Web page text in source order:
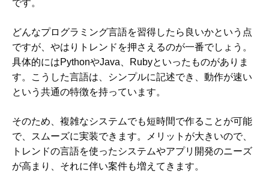
です。
どんなプログラミング言語を習得したら良いかという点
ですが、やはりトレンドを押さえるのが一番でしょう。
具体的にはPythonやJava、Rubyといったものがありま
す。こうした言語は、シンプルに記述でき、動作が速い
という共通の特徴を持っています。
そのため、複雑なシステムでも短時間で作ることが可能
で、スムーズに実装できます。メリットが大きいので、
トレンドの言語を使ったシステムやアプリ開発のニーズ
が高まり、それに伴い案件も増えてきます。